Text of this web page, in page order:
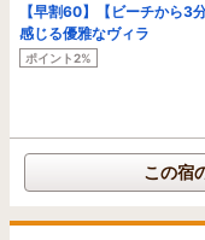
【早割60】【ビーチから3
感じる優雅なヴィラ
ポイント2%
この宿